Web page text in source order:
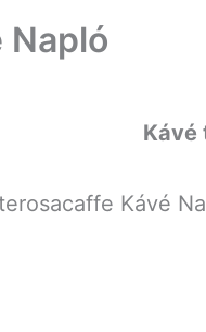
Napló
Kávé
Kávé